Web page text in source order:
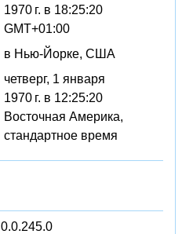
1970 г. в 18:25:20
GMT+01:00
в Нью-Йорке, США
четверг, 1 января
1970 г. в 12:25:20
Восточная Америка,
стандартное время
0.0.245.0